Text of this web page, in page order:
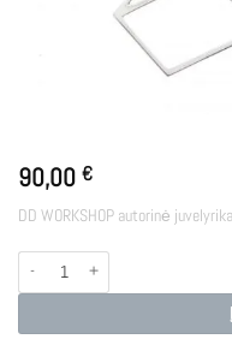
90,00 €
DD WORKSHOP autorinė
produkto kiekis: E - KITE1